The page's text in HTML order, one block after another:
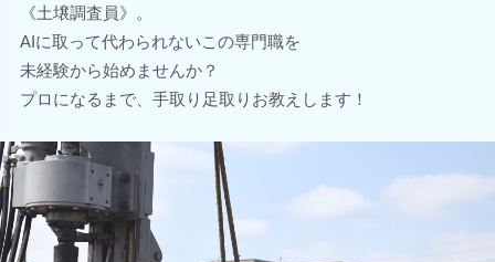
《土壌調査員》。
AIに取って代わられないこの専門職を
未経験から始めませんか？
プロになるまで、手取り足取りお教えします！